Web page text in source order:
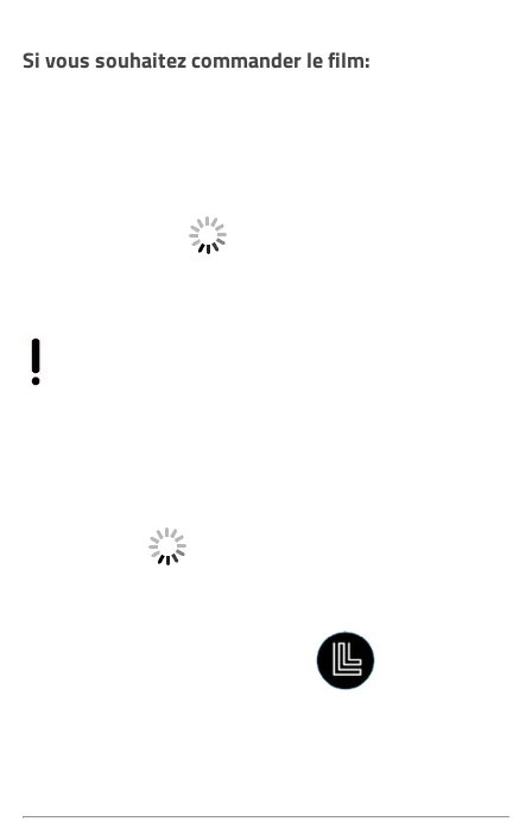
Si vous souhaitez commander le film: